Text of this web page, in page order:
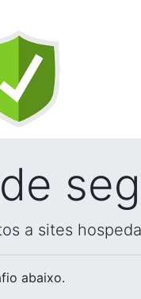
a sites
abaixo.